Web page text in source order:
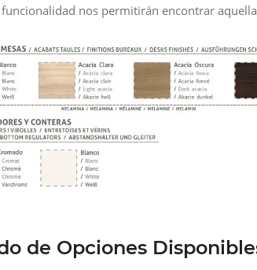
nos permitirán encontrar
de Opciones